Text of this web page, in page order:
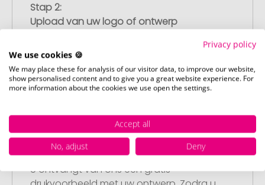
Stap 2:
Upload van uw logo of ontwerp
afrekenpagina (checkout) en rond uw
bestelling af. Mocht u op dit moment
geen geschikt bestand beschikbaar
hebben, dan kunt u dit later aanleveren.
Stap 3:
Artikelvoorbeeld en goedkeuring
U ontvangt van ons een gratis
Privacy policy
We use cookies 🍪
We may place these for analysis of our visitor data, to improve our website,
show personalised content and to give you a great website experience. For
more information about the cookies we use open the settings.
Accept all
No, adjust
Deny